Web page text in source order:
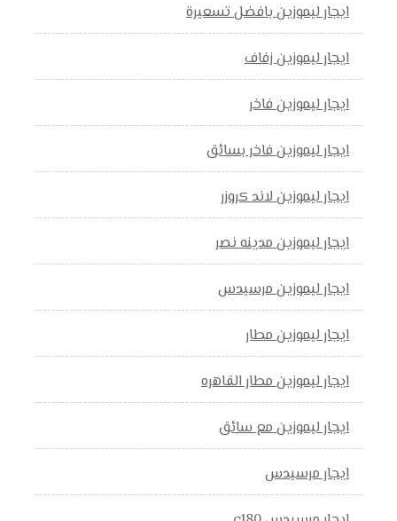
ايجار ليموزين بافضل تسعيرة
ايجار ليموزين زفاف
ايجار ليموزين فاخر
ايجار ليموزين فاخر بسائق
ايجار ليموزين لاند كروزر
ايجار ليموزين مدينه نصر
ايجار ليموزين مرسيدس
ايجار ليموزين مطار
ايجار ليموزين مطار القاهره
ايجار ليموزين مع سائق
ايجار مرسيدس